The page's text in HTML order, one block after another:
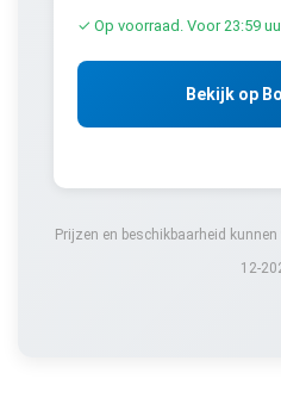
✓ Op voorraad. Voor 23:59
Bekijk op
Prijzen en beschikbaarheid
12-